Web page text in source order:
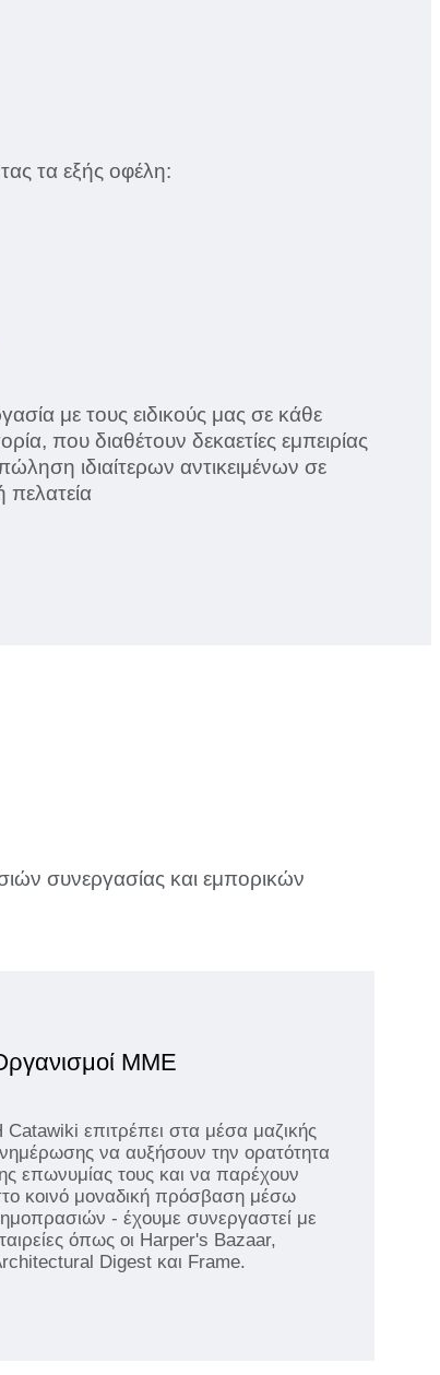
τα εξής οφέλη:
με τους ειδικούς μας σε κάθε
που διαθέτουν δεκαετίες εμπειρίας
ιδιαίτερων αντικειμένων σε
πελατεία
συνεργασίας και εμπορικών
ΜΜΕ
Catawiki επιτρέπει στα μέσα μαζικής
να αυξήσουν την ορατότητα
επωνυμίας τους και να παρέχουν
κοινό μοναδική πρόσβαση μέσω
- έχουμε συνεργαστεί με
όπως οι Harper's Bazaar,
Digest και Frame.